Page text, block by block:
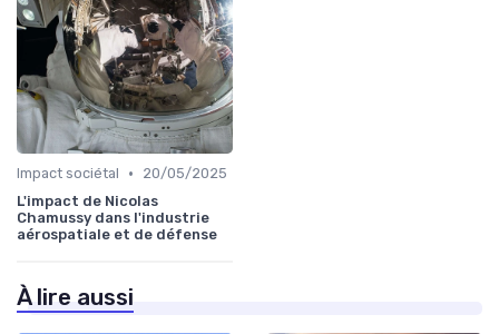
Impact sociétal •
20/05/2025
L'impact de Nicolas
Chamussy dans l'industrie
aérospatiale et de défense
À lire aussi